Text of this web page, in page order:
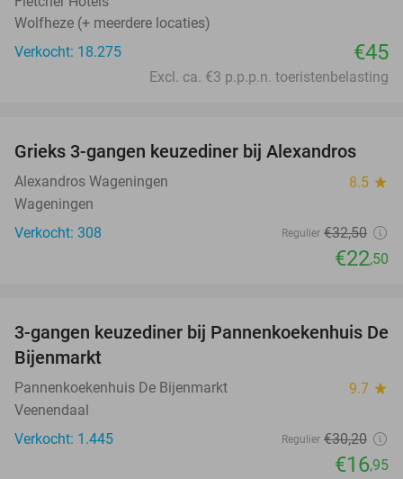
Wolfheze (+ meerdere locaties)
Verkocht: 18.275
€45
Excl. ca. €3 p.p.p.n. toeristenbelasting
31%
Grieks 3-gangen keuzediner bij Alexandros
Alexandros Wageningen 8.5 star
Wageningen
Verkocht: 308
Regulier €32,50
€22,50
44%
3-gangen keuzediner bij Pannenkoekenhuis De
Bijenmarkt
Pannenkoekenhuis De Bijenmarkt 9.7 star
Veenendaal
Verkocht: 1.445
Regulier €30,20
€16,95